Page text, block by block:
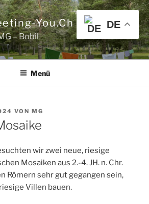
You.ch
– Bobil
Menü
VON MG
wir zwei neue, riesige
Mosaiken aus 2.-4. JH. n. Chr.
Römern sehr gut gegangen sein,
Villen bauen.
DE